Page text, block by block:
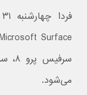
می‌شود.